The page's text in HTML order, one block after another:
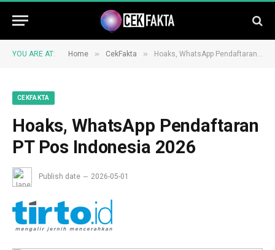
YOU ARE AT: Home » CekFakta » Hoaks, WhatsApp Pendaftaran PT Pos Indonesia 2026
CEKFAKTA
Hoaks, WhatsApp Pendaftaran
PT Pos Indonesia 2026
Publish date 2026-05-01